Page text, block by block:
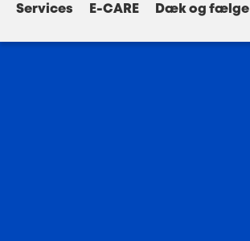
Services E-CARE Dæk og fælge